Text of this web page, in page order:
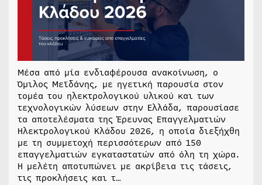
Μέσα από μία ενδιαφέρουσα ανακοίνωση, ο
Όμιλος Μεϊδάνης, με ηγετική παρουσία στον
τομέα του ηλεκτρολογικού υλικού και των
τεχνολογικών λύσεων στην Ελλάδα, παρουσίασε
τα αποτελέσματα της Έρευνας Επαγγελματιών
Ηλεκτρολογικού Κλάδου 2026, η οποία διεξήχθη
με τη συμμετοχή περισσότερων από 150
επαγγελματιών εγκαταστατών από όλη τη χώρα.
Η μελέτη αποτυπώνει με ακρίβεια τις τάσεις,
τις προκλήσεις και τ…